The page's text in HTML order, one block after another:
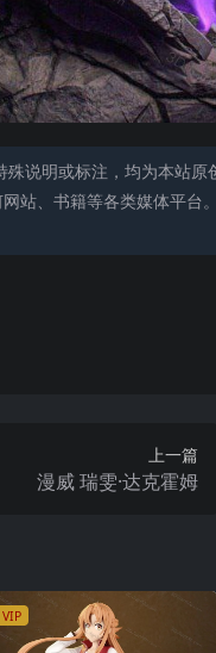
说明或标注，均为本站
站、书籍等各类媒体平
上一篇
漫威 瑞雯·达克霍姆
VIP